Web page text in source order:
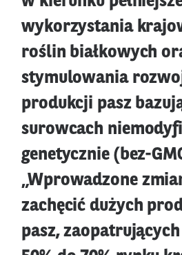
wykorzystania
roślin białkowych
stymulowania
produkcji pasz
surowcach
genetycznie (bez-
„Wprowadzone
zachęcić dużych
pasz,